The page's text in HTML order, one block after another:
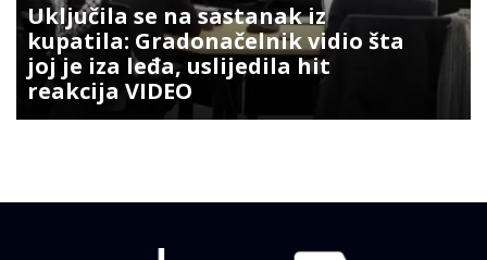
Uključila se na sastanak iz
kupatila: Gradonačelnik vidio šta
joj je iza leđa, uslijedila hit
reakcija VIDEO